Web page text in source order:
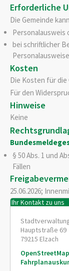
Erforderliche
Die Gemeinde
Personalausweis
bei schriftlicher
Kosten
Die Kosten für die
Für den
Hinweise
Keine
§ 50 Abs. 1 und
Fällen
25.06.2026;
Ihr Kontakt zu uns
Hauptstraße 69
79215 Elzach
OpenStreetMap